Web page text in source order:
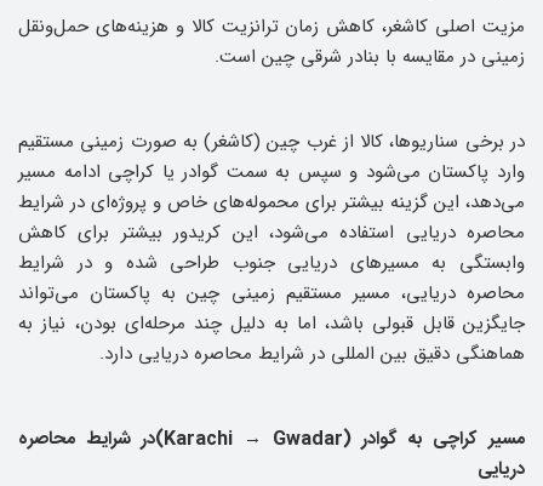
مزیت اصلی کاشغر، کاهش زمان ترانزیت کالا و هزینه‌های حمل‌ونقل
زمینی در مقایسه با بنادر شرقی چین است.
در برخی سناریوها، کالا از غرب چین (کاشغر) به ‌صورت زمینی مستقیم
وارد پاکستان می‌شود و سپس به سمت گوادر یا کراچی ادامه مسیر
می‌دهد، این گزینه بیشتر برای محموله‌های خاص و پروژه‌ای در شرایط
محاصره دریایی استفاده می‌شود، این کریدور بیشتر برای کاهش
وابستگی به مسیرهای دریایی جنوب طراحی شده و در شرایط
محاصره دریایی، مسیر مستقیم زمینی چین به پاکستان می‌تواند
جایگزین قابل قبولی باشد، اما به دلیل چند مرحله‌ای بودن، نیاز به
هماهنگی دقیق بین ‌المللی در شرایط محاصره دریایی دارد.
مسیر کراچی به گوادر (Karachi → Gwadar)در شرایط محاصره
دریایی